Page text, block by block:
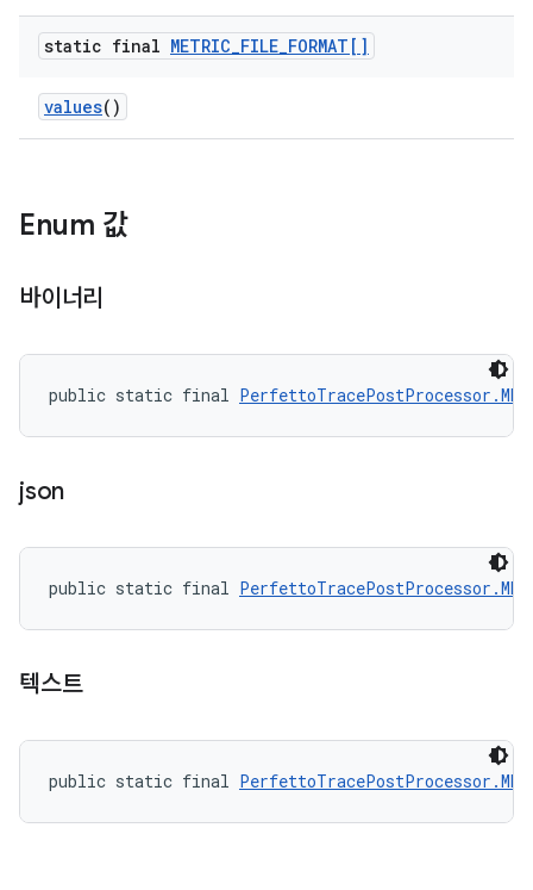
static final METRIC_FILE_FORMAT[]
values()
Enum 값
바이너리
public static final
json
public static final
텍스트
public static final